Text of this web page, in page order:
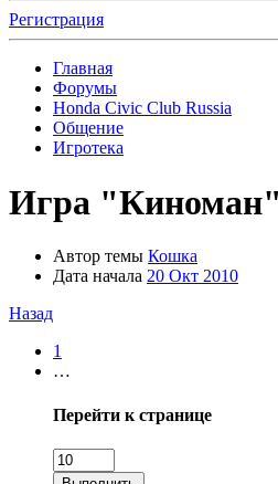
Регистрация
Главная
Форумы
Honda Civic Club Russia
Общение
Игротека
Игра "Киноман"
Автор темы Кошка
Дата начала 20 Окт 2010
Назад
1
…
Перейти к странице